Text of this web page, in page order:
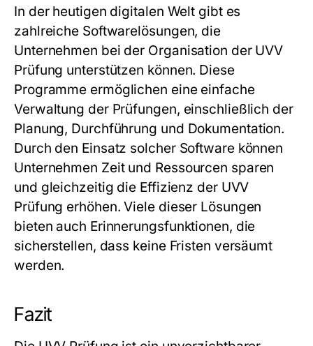
In der heutigen digitalen Welt gibt es
zahlreiche Softwarelösungen, die
Unternehmen bei der Organisation der UVV
Prüfung unterstützen können. Diese
Programme ermöglichen eine einfache
Verwaltung der Prüfungen, einschließlich der
Planung, Durchführung und Dokumentation.
Durch den Einsatz solcher Software können
Unternehmen Zeit und Ressourcen sparen
und gleichzeitig die Effizienz der UVV
Prüfung erhöhen. Viele dieser Lösungen
bieten auch Erinnerungsfunktionen, die
sicherstellen, dass keine Fristen versäumt
werden.
Fazit